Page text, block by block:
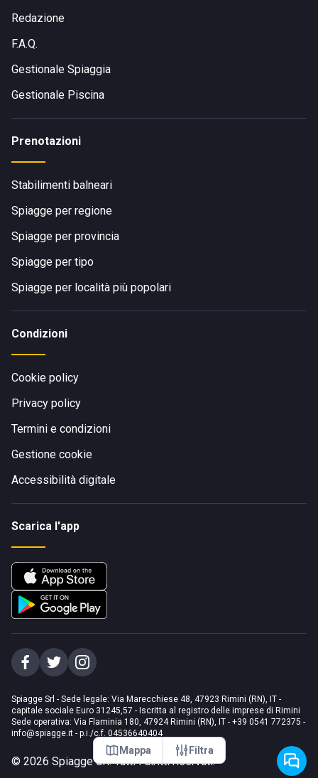
Mappa Filtra
Redazione
F.A.Q.
Gestionale Spiaggia
Gestionale Piscina
Prenotazioni
Stabilimenti balneari
Spiagge per regione
Spiagge per provincia
Spiagge per tipo
Spiagge per località più popolari
Condizioni
Cookie policy
Privacy policy
Termini e condizioni
Gestione cookie
Accessibilità digitale
Scarica l'app
Spiagge Srl - Sede legale: Via Marecchiese 48, 47923 Rimini (RN), IT -
capitale sociale Euro 31245,57 - Iscritta al registro delle imprese di Rimini
Sede operativa: Via Flaminia 180, 47924 Rimini (RN), IT - +39 0541 772375 -
info@spiagge.it - p.i./c.f. 04536640404
© 2026 Spiagge Srl. Tutti i diritti riservati.